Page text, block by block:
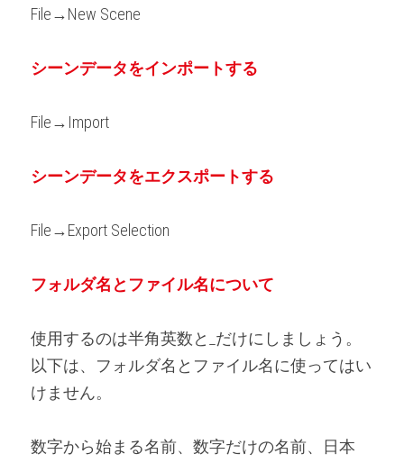
File→New Scene
シーンデータをインポートする
File→Import
シーンデータをエクスポートする
File→Export Selection
フォルダ名とファイル名について
使用するのは半角英数と_だけにしましょう。
以下は、フォルダ名とファイル名に使ってはい
けません。
数字から始まる名前、数字だけの名前、日本